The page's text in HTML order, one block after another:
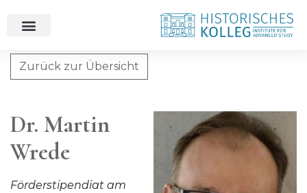
Zurück zur Übersicht
Dr. Martin Wrede
Dr. Martin
Wrede
Förderstipendiat am